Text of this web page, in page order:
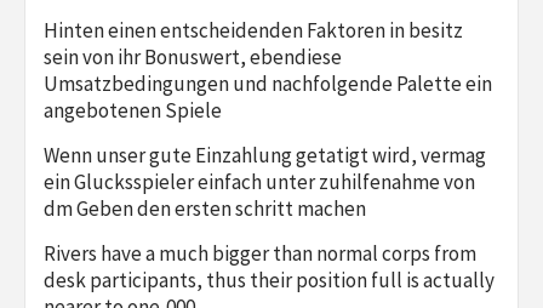
Hinten einen entscheidenden Faktoren in besitz
sein von ihr Bonuswert, ebendiese
Umsatzbedingungen und nachfolgende Palette ein
angebotenen Spiele
Wenn unser gute Einzahlung getatigt wird, vermag
ein Glucksspieler einfach unter zuhilfenahme von
dm Geben den ersten schritt machen
Rivers have a much bigger than normal corps from
desk participants, thus their position full is actually